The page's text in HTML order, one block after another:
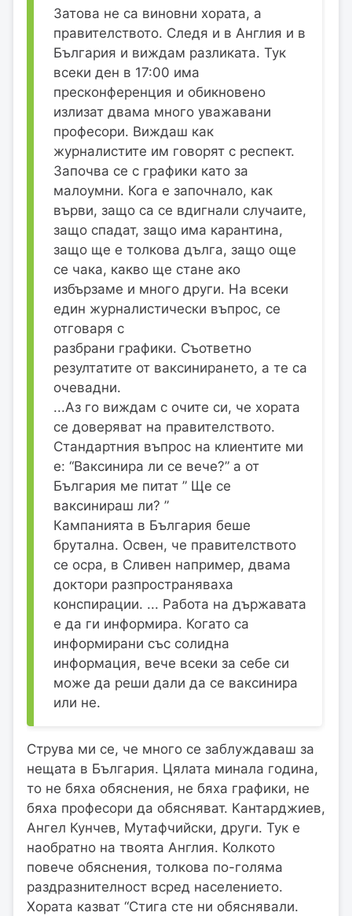
Затова не са виновни хората, а
правителството. Следя и в Англия и в
България и виждам разликата. Тук
всеки ден в 17:00 има
пресконференция и обикновено
излизат двама много уважавани
професори. Виждаш как
журналистите им говорят с респект.
Започва се с графики като за
малоумни. Кога е започнало, как
върви, защо са се вдигнали случаите,
защо спадат, защо има карантина,
защо ще е толкова дълга, защо още
се чака, какво ще стане ако
избързаме и много други. На всеки
един журналистически въпрос, се
отговаря с
разбрани графики. Съответно
резултатите от ваксинирането, а те са
очевадни.
...Аз го виждам с очите си, че хората
се доверяват на правителството.
Стандартния въпрос на клиентите ми
е: “Ваксинира ли се вече?” а от
България ме питат ” Ще се
ваксинираш ли? ”
Кампанията в България беше
брутална. Освен, че правителството
се осра, в Сливен например, двама
доктори разпространяваха
конспирации. ... Работа на държавата
е да ги информира. Когато са
информирани със солидна
информация, вече всеки за себе си
може да реши дали да се ваксинира
или не.
Струва ми се, че много се заблуждаваш за
нещата в България. Цялата минала година,
то не бяха обяснения, не бяха графики, не
бяха професори да обясняват. Кантарджиев,
Ангел Кунчев, Мутафчийски, други. Тук е
наобратно на твоята Англия. Колкото
повече обяснения, толкова по-голяма
раздразнителност всред населението.
Хората казват “Стига сте ни обяснявали.